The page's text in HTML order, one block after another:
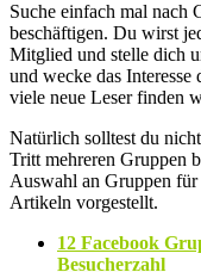
Suche einfach mal nach
beschäftigen. Du wirst
Mitglied und stelle dich
und wecke das
viele neue Leser finden
Natürlich solltest du
Tritt mehreren Gruppen
Auswahl an Gruppen
Artikeln vorgestellt.
12 Facebook
Besucherzahl